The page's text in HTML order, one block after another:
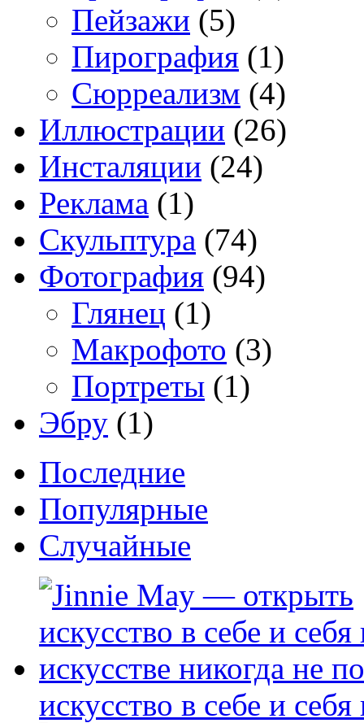
Пейзажи (5)
Пирография (1)
Сюрреализм (4)
Иллюстрации (26)
Инсталяции (24)
Реклама (1)
Скульптура (74)
Фотография (94)
Глянец (1)
Макрофото (3)
Портреты (1)
Эбру (1)
Последние
Популярные
Случайные
искусство в себе и